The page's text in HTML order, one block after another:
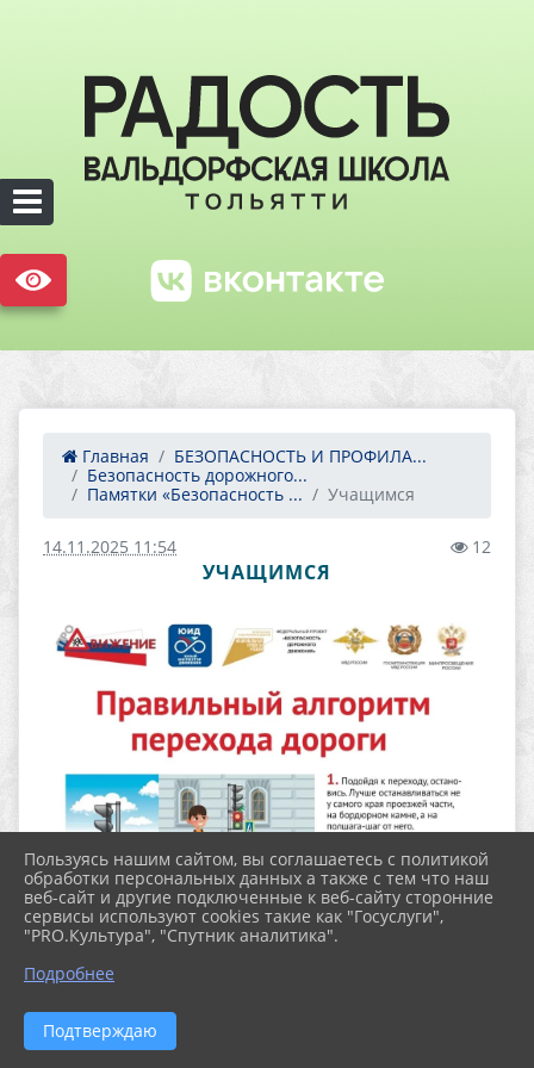
Главная
БЕЗОПАСНОСТЬ И ПРОФИЛА...
Безопасность дорожного...
Памятки «Безопасность ...
Учащимся
14.11.2025 11:54 12
УЧАЩИМСЯ
Пользуясь нашим сайтом, вы соглашаетесь с политикой
обработки персональных данных а также с тем что наш
веб-сайт и другие подключенные к веб-сайту сторонние
сервисы используют cookies такие как "Госуслуги",
"PRO.Культура", "Спутник аналитика".
Подробнее
Подтверждаю